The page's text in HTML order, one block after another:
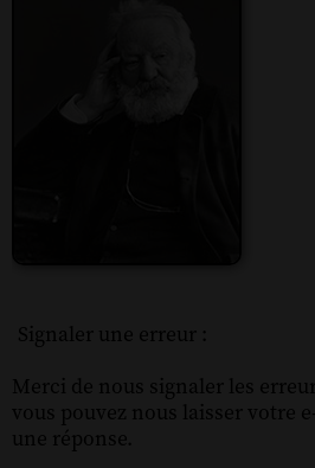
Signaler une erreur :
Merci de nous signaler les
vous pouvez nous laisser votre
une réponse.